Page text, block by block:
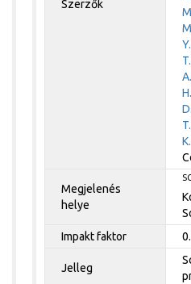
Szerzők
Y.
T.
T.
Megjelenés
helye
Impakt faktor
Jelleg